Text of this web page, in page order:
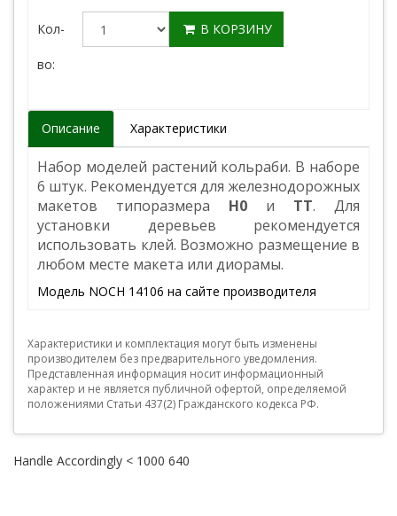
Кол-
во:
В КОРЗИНУ
Описание Характеристики
Набор моделей растений кольраби. В наборе
6 штук. Рекомендуется для железнодорожных
макетов типоразмера H0 и TT. Для
установки деревьев рекомендуется
использовать клей. Возможно размещение в
любом месте макета или диорамы.
Модель NOCH 14106 на сайте производителя
Характеристики и комплектация могут быть изменены
производителем без предварительного уведомления.
Представленная информация носит информационный
характер и не является публичной офертой, определяемой
положениями Статьи 437(2) Гражданского кодекса РФ.
Handle Accordingly < 1000 640